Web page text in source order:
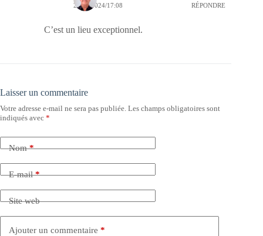
24/04/2024/17:08 RÉPONDRE
C’est un lieu exceptionnel.
Laisser un commentaire
Votre adresse e-mail ne sera pas publiée. Les champs obligatoires sont
indiqués avec *
Nom*
E-mail*
Site web
Ajouter un commentaire *